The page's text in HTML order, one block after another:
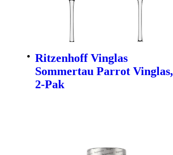
Ritzenhoff Vinglas
Sommertau Parrot Vinglas,
2-Pak